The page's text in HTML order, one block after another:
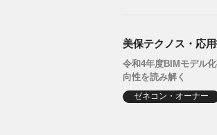
美保テクノス・応
令和4年度BIMモデル
向性を読み解く
ゼネコン・オーナー